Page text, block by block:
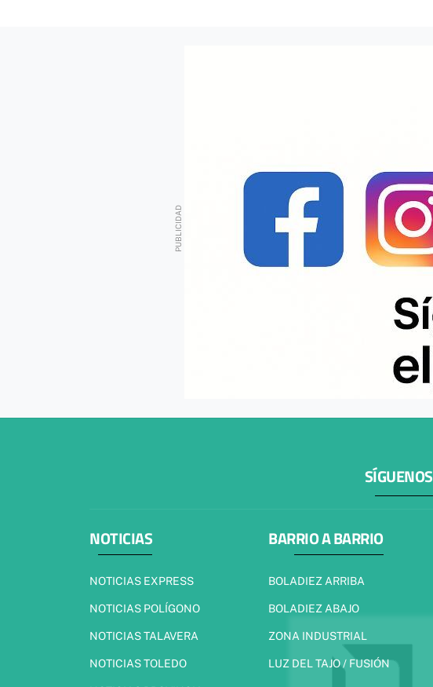
SÍGUENOS
NOTICIAS
NOTICIAS EXPRESS
NOTICIAS POLÍGONO
NOTICIAS TALAVERA
NOTICIAS TOLEDO
BARRIO A BARRIO
BOLADIEZ ARRIBA
BOLADIEZ ABAJO
ZONA INDUSTRIAL
LUZ DEL TAJO / FUSIÓN